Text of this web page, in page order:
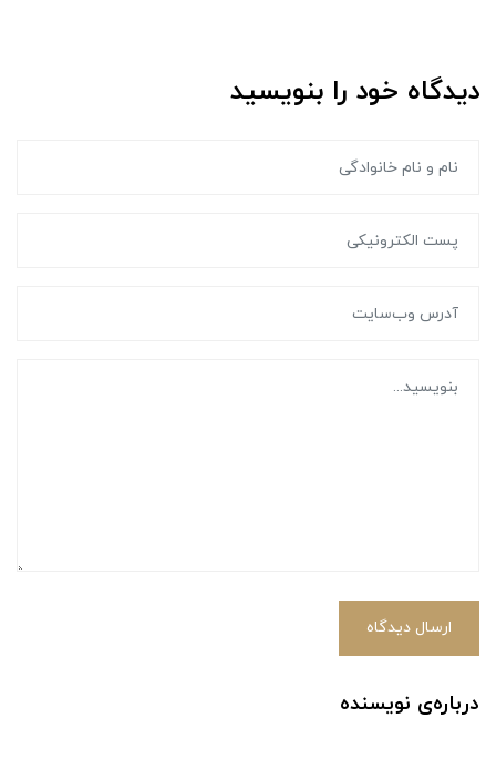
دیدگاه خود را بنویسید
ارسال دیدگاه
درباره‌ی نویسنده